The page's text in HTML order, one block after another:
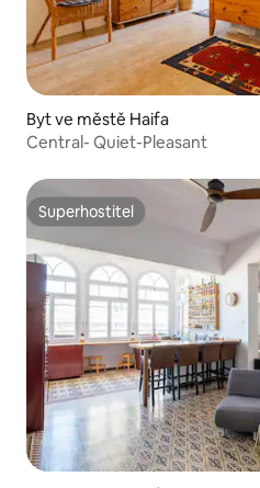
Byt ve městě Haifa
Central- Quiet-Pleasant
Superhostitel
Superhostitel